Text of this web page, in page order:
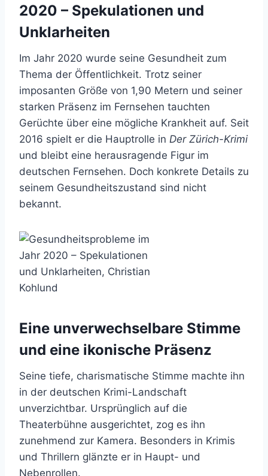
2020 – Spekulationen und
Unklarheiten
Im Jahr 2020 wurde seine Gesundheit zum
Thema der Öffentlichkeit. Trotz seiner
imposanten Größe von 1,90 Metern und seiner
starken Präsenz im Fernsehen tauchten
Gerüchte über eine mögliche Krankheit auf. Seit
2016 spielt er die Hauptrolle in Der Zürich-Krimi
und bleibt eine herausragende Figur im
deutschen Fernsehen. Doch konkrete Details zu
seinem Gesundheitszustand sind nicht
bekannt.
Eine unverwechselbare Stimme
und eine ikonische Präsenz
Seine tiefe, charismatische Stimme machte ihn
in der deutschen Krimi-Landschaft
unverzichtbar. Ursprünglich auf die
Theaterbühne ausgerichtet, zog es ihn
zunehmend zur Kamera. Besonders in Krimis
und Thrillern glänzte er in Haupt- und
Nebenrollen.